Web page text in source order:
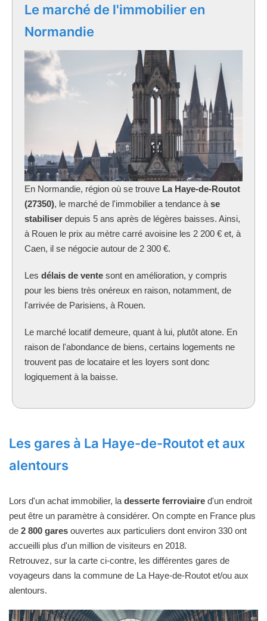
Le marché de l'immobilier en
Normandie
En Normandie, région où se trouve La Haye-de-Routot
(27350), le marché de l'immobilier a tendance à se
stabiliser depuis 5 ans après de légères baisses. Ainsi,
à Rouen le prix au mètre carré avoisine les 2 200 € et, à
Caen, il se négocie autour de 2 300 €.
Les délais de vente sont en amélioration, y compris
pour les biens très onéreux en raison, notamment, de
l'arrivée de Parisiens, à Rouen.
Le marché locatif demeure, quant à lui, plutôt atone. En
raison de l'abondance de biens, certains logements ne
trouvent pas de locataire et les loyers sont donc
logiquement à la baisse.
Les gares à La Haye-de-Routot et aux
alentours
Lors d'un achat immobilier, la desserte ferroviaire d'un endroit
peut être un paramètre à considérer. On compte en France plus
de 2 800 gares ouvertes aux particuliers dont environ 330 ont
accueilli plus d'un million de visiteurs en 2018.
Retrouvez, sur la carte ci-contre, les différentes gares de
voyageurs dans la commune de La Haye-de-Routot et/ou aux
alentours.